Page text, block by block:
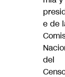
e de
del